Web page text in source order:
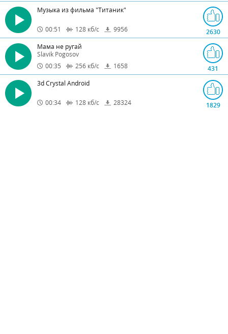
Музыка из фильма "Титаник"
00:51 128 кб/с 9956
2630
Мама не ругай
Slavik Pogosov
00:35
256 кб/с 1658
431
3d Crystal Android
00:34 128 кб/с 28324 1829